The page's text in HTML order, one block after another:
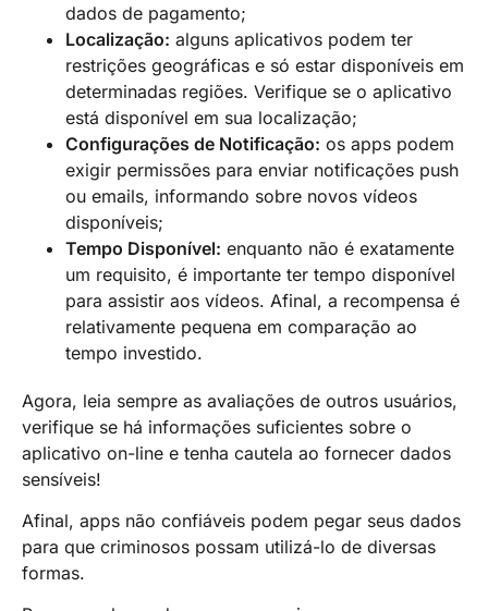
dados de pagamento;
Localização: alguns aplicativos podem ter
restrições geográficas e só estar disponíveis em
determinadas regiões. Verifique se o aplicativo
está disponível em sua localização;
Configurações de Notificação: os apps podem
exigir permissões para enviar notificações push
ou emails, informando sobre novos vídeos
disponíveis;
Tempo Disponível: enquanto não é exatamente
um requisito, é importante ter tempo disponível
para assistir aos vídeos. Afinal, a recompensa é
relativamente pequena em comparação ao
tempo investido.
Agora, leia sempre as avaliações de outros usuários,
verifique se há informações suficientes sobre o
aplicativo on-line e tenha cautela ao fornecer dados
sensíveis!
Afinal, apps não confiáveis podem pegar seus dados
para que criminosos possam utilizá-lo de diversas
formas.